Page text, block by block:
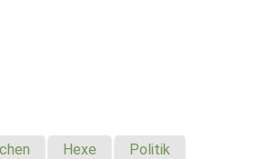
Hexe Politik